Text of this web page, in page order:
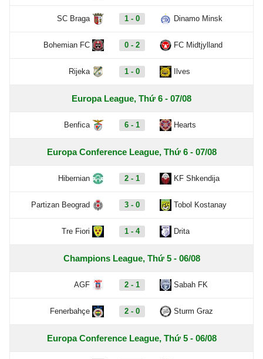
SC Braga 1 - 0 Dinamo Minsk
Bohemian FC 0 - 2 FC Midtjylland
Rijeka 1 - 0 Ilves
Europa League, Thứ 6 - 07/08
Benfica 6 - 1 Hearts
Europa Conference League, Thứ 6 - 07/08
Hibernian 2 - 1 KF Shkendija
Partizan Beograd 3 - 0 Tobol Kostanay
Tre Fiori 1 - 4 Drita
Champions League, Thứ 5 - 06/08
AGF 2 - 1 Sabah FK
Fenerbahçe 2 - 0 Sturm Graz
Europa Conference League, Thứ 5 - 06/08